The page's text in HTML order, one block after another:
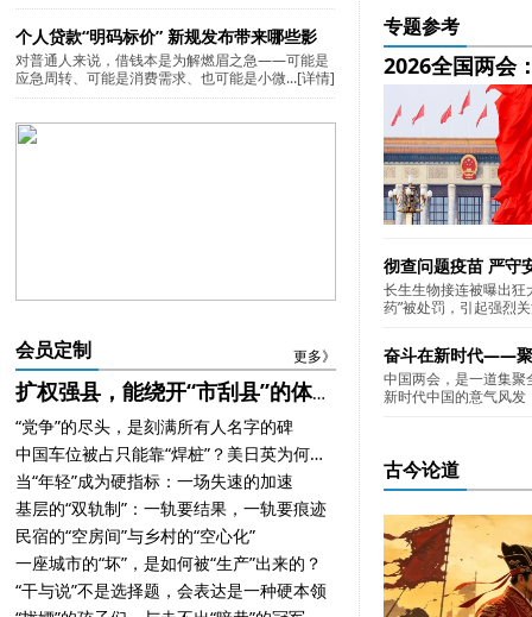
个人贷款“明码标价” 新规发布带来哪些影
响？
对普通人来说，借钱本是为解燃眉之急——可能是
应急周转、可能是消费需求、也可能是小微...[详情]
会员定制 更多》
扩权强县，能绕开“市刮县”的体制死结吗？
“党争”的尽头，是刻满所有人名字的碑
中国车位被占只能靠“焊桩”？美日英为何治得了
当“年轻”成为硬指标：一场失速的加速
基层的“双轨制”：一轨要结果，一轨要痕迹
民宿的“空房间”与乡村的“空心化”
一座城市的“坏”，是如何被“生产”出来的？
“干与说”不是选择题，会表达是一种硬本领
专题参考
2026全国两会
彻查问题疫苗 严守
长生生物接连被曝出狂
药”被处罚，引起强烈
奋斗在新时代——
中国两会，是一道集
新时代中国的意气风
古今论道